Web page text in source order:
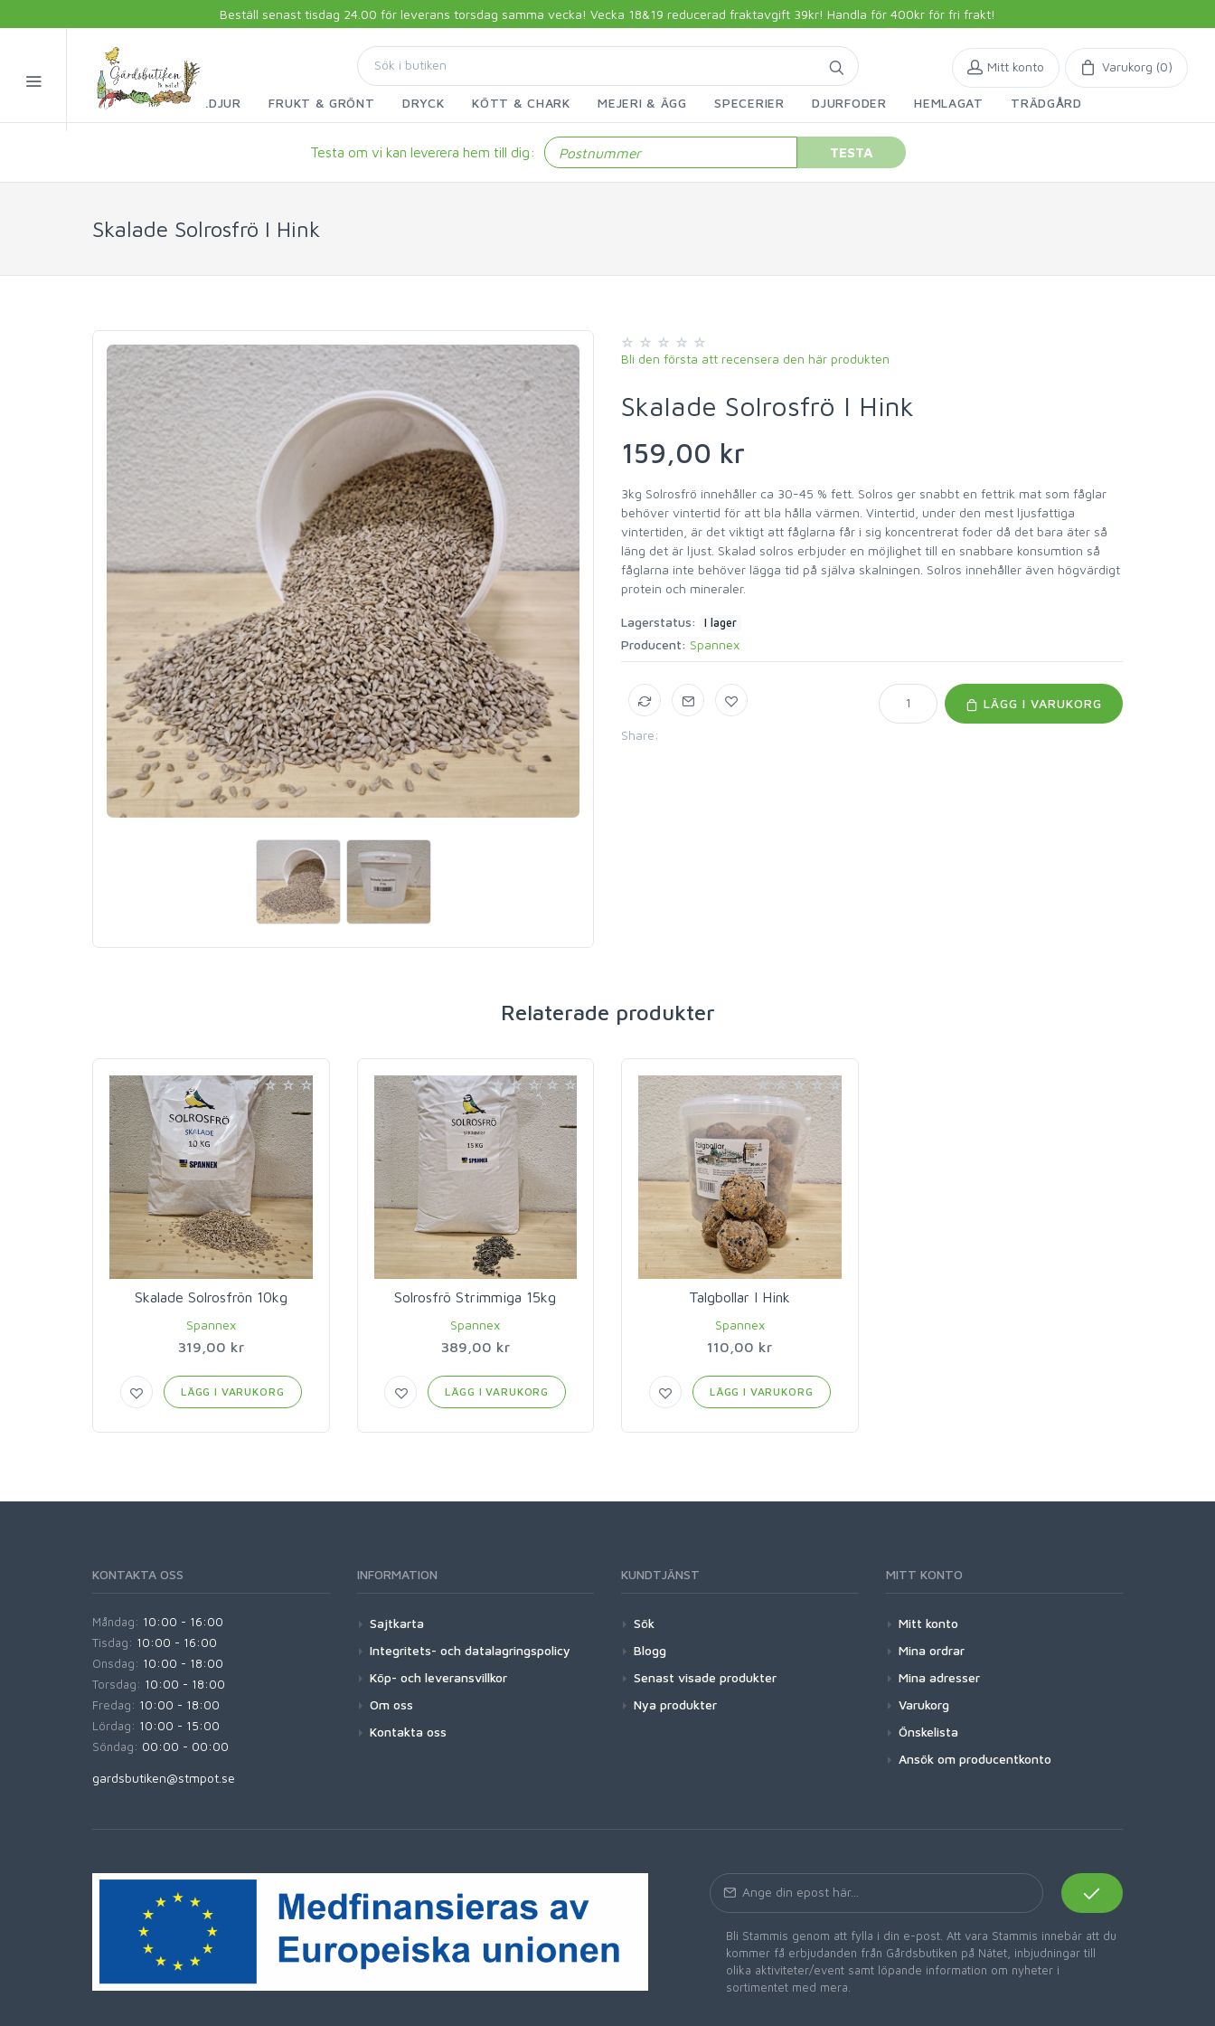
Beställ senast tisdag 24.00 för leverans torsdag samma vecka! Vecka 18&19 reducerad fraktavgift 39kr! Handla för 400kr för fri frakt!
FISK & SKALDJUR FRUKT & GRÖNT DRYCK KÖTT & CHARK MEJERI & ÄGG SPECERIER DJURFODER HEMLAGAT TRÄDGÅRD
Mitt konto Varukorg (0)
Testa om vi kan leverera hem till dig: TESTA
Skalade Solrosfrö I Hink
Bli den första att recensera den här produkten
Skalade Solrosfrö I Hink
159,00 kr
3kg Solrosfrö innehåller ca 30-45 % fett. Solros ger snabbt en fettrik mat som fåglar
behöver vintertid för att bla hålla värmen. Vintertid, under den mest ljusfattiga
vintertiden, är det viktigt att fåglarna får i sig koncentrerat foder då det bara äter så
läng det är ljust. Skalad solros erbjuder en möjlighet till en snabbare konsumtion så
fåglarna inte behöver lägga tid på själva skalningen. Solros innehåller även högvärdigt
protein och mineraler.
Lagerstatus: I lager
Producent: Spannex
Share:
LÄGG I VARUKORG
Relaterade produkter
Skalade Solrosfrön 10kg
Spannex
319,00 kr
LÄGG I VARUKORG
Solrosfrö Strimmiga 15kg
Spannex
389,00 kr
LÄGG I VARUKORG
Talgbollar I Hink
Spannex
110,00 kr
LÄGG I VARUKORG
KONTAKTA OSS
Måndag: 10:00 - 16:00
Tisdag: 10:00 - 16:00
Onsdag: 10:00 - 18:00
Torsdag: 10:00 - 18:00
Fredag: 10:00 - 18:00
Lördag: 10:00 - 15:00
Söndag: 00:00 - 00:00
gardsbutiken@stmpot.se
INFORMATION
Sajtkarta
Integritets- och datalagringspolicy
Köp- och leveransvillkor
Om oss
Kontakta oss
KUNDTJÄNST
Sök
Blogg
Senast visade produkter
Nya produkter
MITT KONTO
Mitt konto
Mina ordrar
Mina adresser
Varukorg
Önskelista
Ansök om producentkonto
Bli Stammis genom att fylla i din e-post. Att vara Stammis innebär att du
kommer få erbjudanden från Gårdsbutiken på Nätet, inbjudningar till
olika aktiviteter/event samt löpande information om nyheter i
sortimentet med mera.